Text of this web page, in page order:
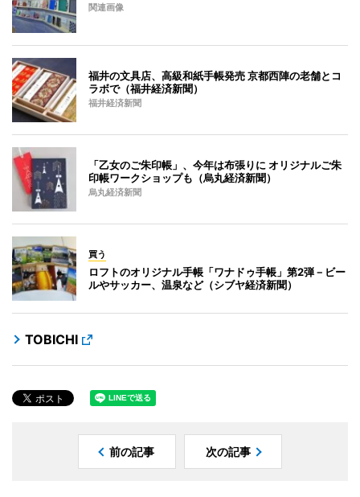
関連画像
福井の文具店、高級和紙手帳発売 京都西陣の老舗とコ
ラボで（福井経済新聞）
福井経済新聞
「乙女のご朱印帳」、今年は布張りに オリジナルご朱
印帳ワークショップも（烏丸経済新聞）
烏丸経済新聞
買う
ロフトのオリジナル手帳「ワナドゥ手帳」第2弾－ビー
ルやサッカー、温泉など（シブヤ経済新聞）
TOBICHI
前の記事 次の記事